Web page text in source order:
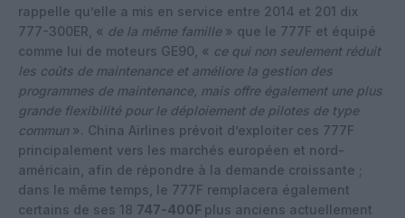
rappelle qu’elle a mis en service entre 2014 et 201 dix
777-300ER, « de la même famille » que le 777F et équipé
comme lui de moteurs GE90, « ce qui non seulement réduit
les coûts de maintenance et améliore la gestion des
programmes de maintenance, mais offre également une plus
grande flexibilité pour le déploiement de pilotes de type
commun ». China Airlines prévoit d’exploiter ces 777F
principalement vers les marchés européen et nord-
américain, afin de répondre à la demande croissante ;
dans le même temps, le 777F remplacera également
certains de ses 18 747-400F plus anciens actuellement